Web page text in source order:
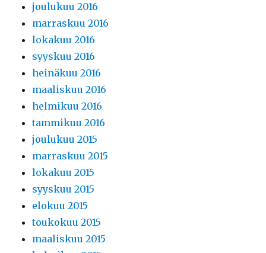
joulukuu 2016
marraskuu 2016
lokakuu 2016
syyskuu 2016
heinäkuu 2016
maaliskuu 2016
helmikuu 2016
tammikuu 2016
joulukuu 2015
marraskuu 2015
lokakuu 2015
syyskuu 2015
elokuu 2015
toukokuu 2015
maaliskuu 2015